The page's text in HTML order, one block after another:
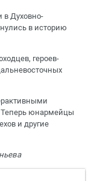
Духовно-
в историю
героев-
Теперь юнармейцы
и другие